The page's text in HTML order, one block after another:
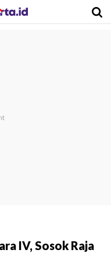
IV, Sosok Raja